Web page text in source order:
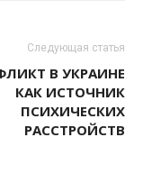
Следующая статья
В УКРАИНЕ
КАК ИСТОЧНИК
ПСИХИЧЕСКИХ
РАССТРОЙСТВ